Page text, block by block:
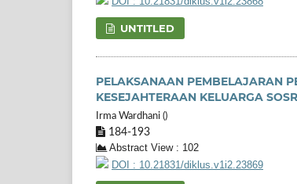
UNTITLED
PELAKSANAAN PEMBELAJARAN
KESEJAHTERAAN KELUARGA
Irma Wardhani ()
184-193
Abstract View : 102
DOI : 10.21831/diklus.v1i2.23869